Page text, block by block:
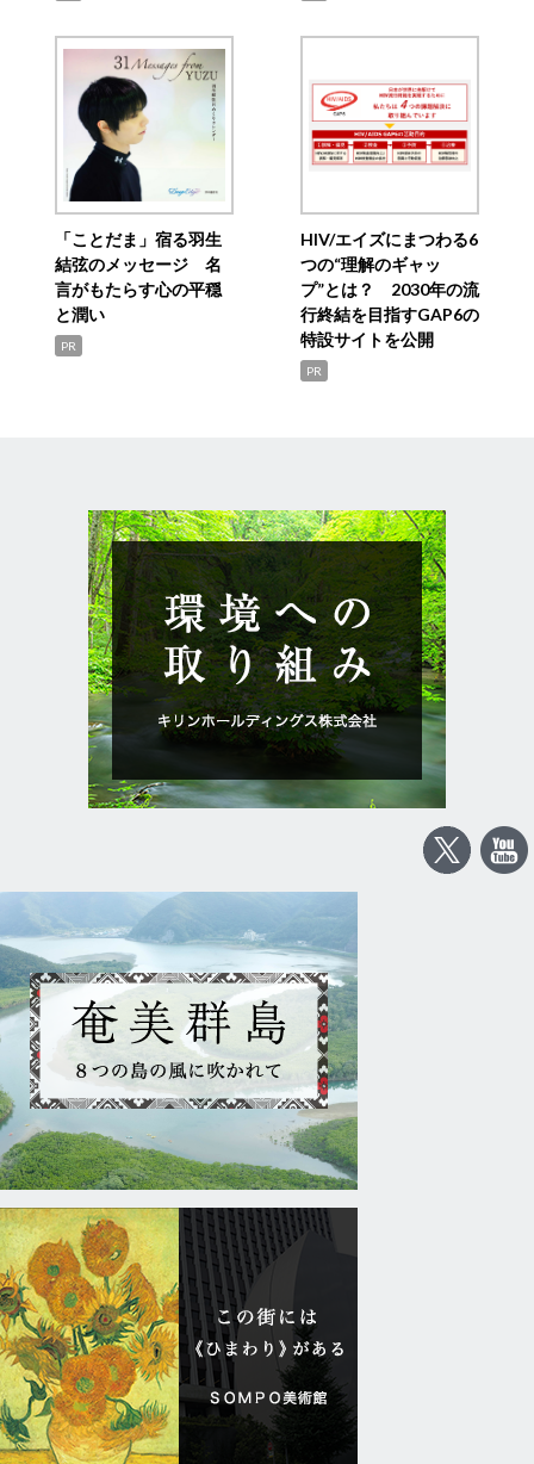
「ことだま」宿る羽生
結弦のメッセージ 名
言がもたらす心の平穏
と潤い
PR
HIV/エイズにまつわる6
つの“理解のギャッ
プ”とは？ 2030年の流
行終結を目指すGAP6の
特設サイトを公開
PR